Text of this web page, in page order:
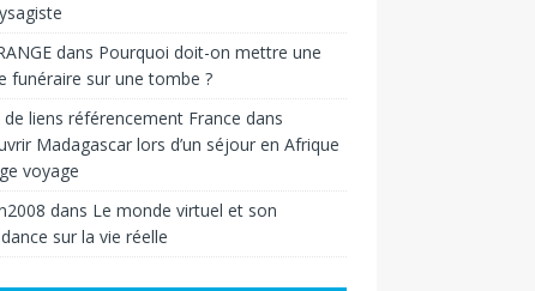
dans Pourquoi doit-on mettre une
funéraire sur une tombe ?
de liens référencement France dans
Madagascar lors d’un séjour en Afrique
voyage
dans Le monde virtuel et son
sur la vie réelle